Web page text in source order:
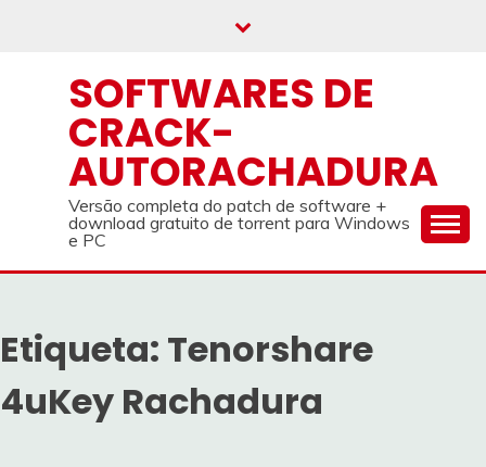
SOFTWARES DE
CRACK-
AUTORACHADURA
Versão completa do patch de software +
download gratuito de torrent para Windows
e PC
Etiqueta: Tenorshare
4uKey Rachadura